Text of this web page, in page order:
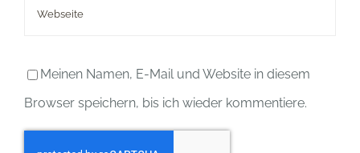
Meinen Namen, E-Mail und Website in diesem
Browser speichern, bis ich wieder kommentiere.